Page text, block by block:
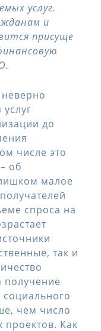
услуг.
и
присуще
до
числе это
об
малое
спроса на
так и
получение
социального
чем число
Как